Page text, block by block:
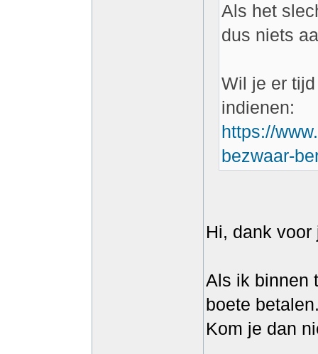
Als het
dus niets
Wil je er
indienen:
https://
bezwaar-
Hi, dank voor
Als ik binnen
boete
Kom je dan